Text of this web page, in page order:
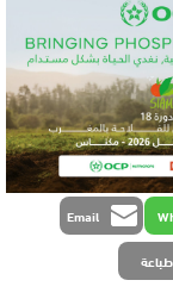
Email
طباعة